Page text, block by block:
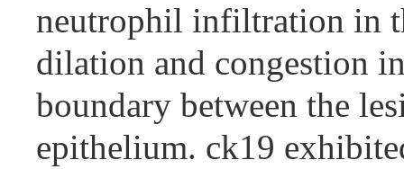
neutrophil infiltration in
dilation and congestion
boundary between the
epithelium. ck19